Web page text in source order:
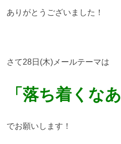
ありがとうございました！
さて28日(木)メールテーマは
「落ち着くなあ
でお願いします！